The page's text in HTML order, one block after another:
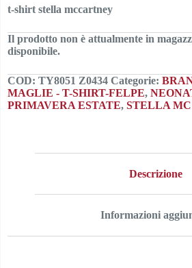
t-shirt stella mccartney
Il prodotto non è attualmente in
disponibile.
COD: TY8051 Z0434 Categorie:
MAGLIE - T-SHIRT-FELPE,
PRIMAVERA ESTATE, STELLA
Descrizione
Informazioni